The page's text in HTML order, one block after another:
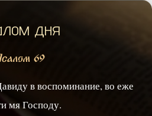
дня
69
в воспоминание, во еже
мя Господу.